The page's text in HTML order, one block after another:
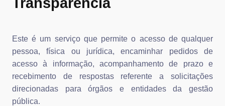
Este é um serviço que permite o acesso de qualquer
pessoa, física ou jurídica, encaminhar pedidos de
acesso à informação, acompanhamento de prazo e
recebimento de respostas referente a solicitações
direcionadas para órgãos e entidades da gestão
pública.